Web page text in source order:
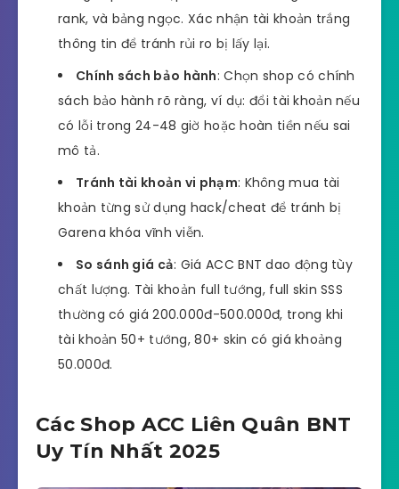
rank, và bảng ngọc. Xác nhận tài khoản trắng
thông tin để tránh rủi ro bị lấy lại.
Chính sách bảo hành: Chọn shop có chính
sách bảo hành rõ ràng, ví dụ: đổi tài khoản nếu
có lỗi trong 24-48 giờ hoặc hoàn tiền nếu sai
mô tả.
Tránh tài khoản vi phạm: Không mua tài
khoản từng sử dụng hack/cheat để tránh bị
Garena khóa vĩnh viễn.
So sánh giá cả: Giá ACC BNT dao động tùy
chất lượng. Tài khoản full tướng, full skin SSS
thường có giá 200.000đ-500.000đ, trong khi
tài khoản 50+ tướng, 80+ skin có giá khoảng
50.000đ.
Các Shop ACC Liên Quân BNT
Uy Tín Nhất 2025